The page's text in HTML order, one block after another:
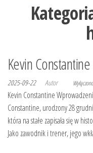
Kevin Constantine
2025-09-22 Autor
Kevin Constantine
Constantine, urodzony 28
która na stałe zapisała się w
Jako zawodnik i trener, jego